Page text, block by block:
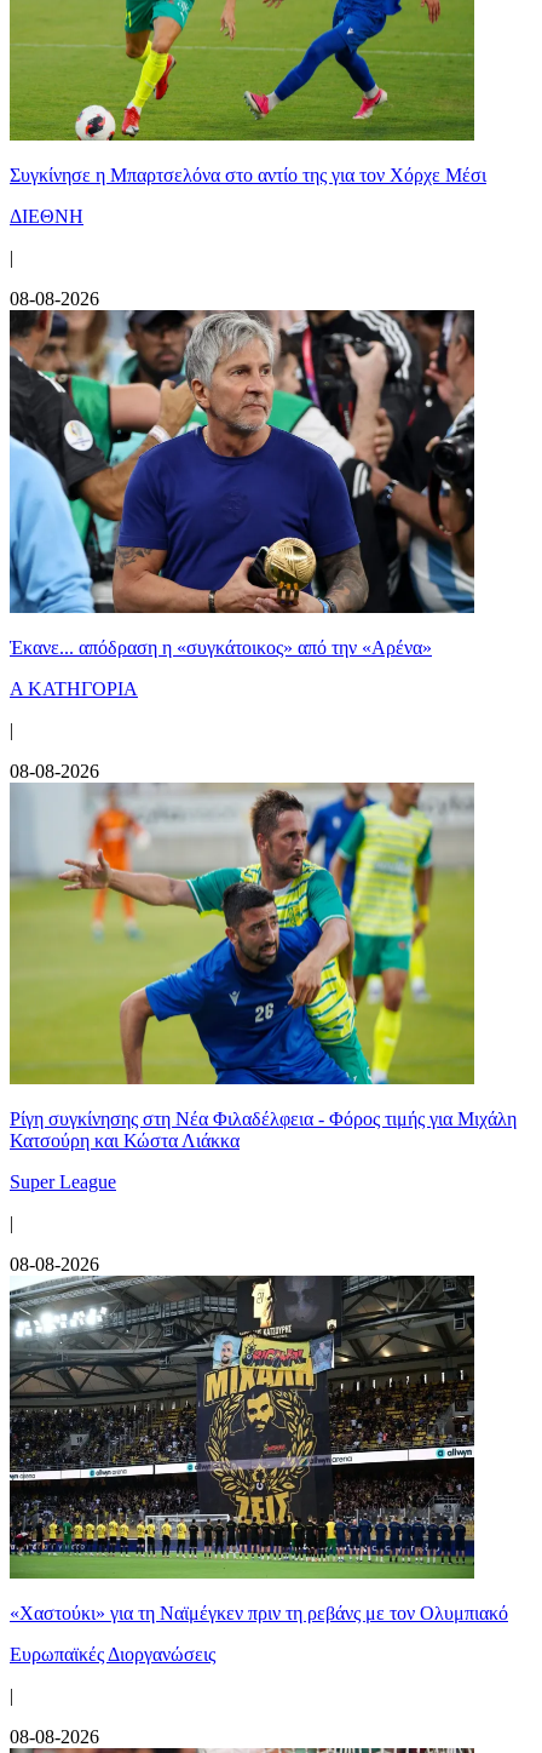
Συγκίνησε η Μπαρτσελόνα στο αντίο της για τον Χόρχε Μέσι
ΔΙΕΘΝΗ
|
08-08-2026
Έκανε... απόδραση η «συγκάτοικος» από την «Αρένα»
Α ΚΑΤΗΓΟΡΙΑ
|
08-08-2026
Ρίγη συγκίνησης στη Νέα Φιλαδέλφεια - Φόρος τιμής για Μιχάλη
Κατσούρη και Κώστα Λιάκκα
Super League
|
08-08-2026
«Χαστούκι» για τη Ναϊμέγκεν πριν τη ρεβάνς με τον Ολυμπιακό
Ευρωπαϊκές Διοργανώσεις
|
08-08-2026